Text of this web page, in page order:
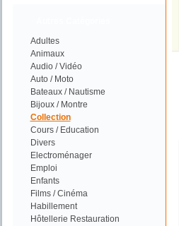
Adultes
Animaux
Audio / Vidéo
Auto / Moto
Bateaux / Nautisme
Bijoux / Montre
Collection
Cours / Education
Divers
Electroménager
Emploi
Enfants
Films / Cinéma
Habillement
Hôtellerie Restauration